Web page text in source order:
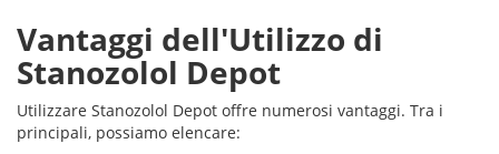
Vantaggi dell'Utilizzo di
Stanozolol Depot
Utilizzare Stanozolol Depot offre numerosi vantaggi. Tra i
principali, possiamo elencare: